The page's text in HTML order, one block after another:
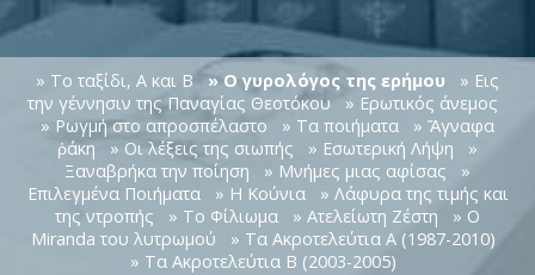
» Το ταξίδι, Α και Β » Ο γυρολόγος της ερήμου
» Εις
την γέννησιν της Παναγίας Θεοτόκου
» Ερωτικός άνεμος
» Ρωγμή στο απροσπέλαστο
» Τα ποιήματα
» Ἄγναφα
ῥάκη
» Οι λέξεις της σιωπής » Εσωτερική Λήψη
»
Ξαναβρήκα την ποίηση
» Μνήμες μιας αφίσας
»
Επιλεγμένα Ποιήματα
» Η Κούνια
» Λάφυρα της τιμής και
της ντροπής
» Το Φίλιωμα » Ατελείωτη Ζέστη
» O
Miranda του λυτρωμού
» Τα Ακροτελεύτια Α (1987-2010)
» Τα Ακροτελεύτια Β (2003-2005)